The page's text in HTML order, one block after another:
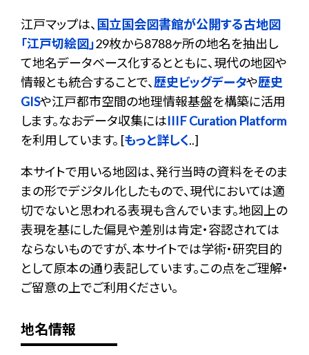
江戸マップは、 国立国会図書館が公開する古地図
「江戸切絵図」29枚から8788ヶ所の地名を抽出し
て地名データベース化するとともに、現代の地図や
情報とも統合することで、歴史ビッグデータや歴史
GISや江戸都市空間の地理情報基盤を構築に活用
します。なおデータ収集にはIIIF Curation Platform
を利用しています。 [もっと詳しく..]
本サイトで用いる地図は、発行当時の資料をそのま
まの形でデジタル化したもので、現代においては適
切でないと思われる表現も含んでいます。地図上の
表現を基にした偏見や差別は肯定・容認されては
ならないものですが、本サイトでは学術・研究目的
として原本の通り表記しています。この点をご理解・
ご留意の上でご利用ください。
地名情報